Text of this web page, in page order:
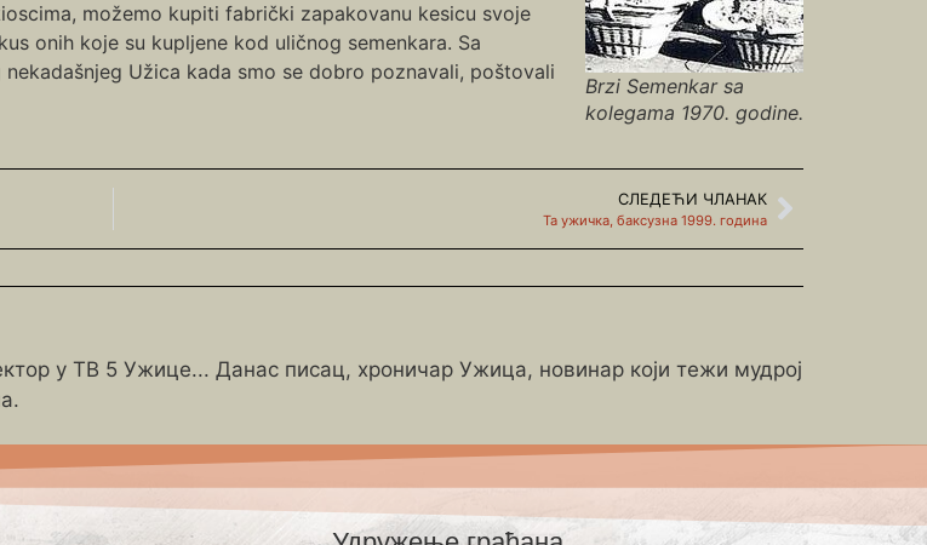
Brzi Semenkar sa
kolegama 1970. godine.
možemo kupiti fabrički zapakovanu kesicu svoje
onih koje su kupljene kod uličnog semenkara. Sa
Užica kada smo se dobro poznavali, poštovali
СЛЕДЕЋИ ЧЛАНАК
Та ужичка, баксузна 1999. година
у ТВ 5 Ужице... Данас писац, хроничар Ужица, новинар који тежи мудрој